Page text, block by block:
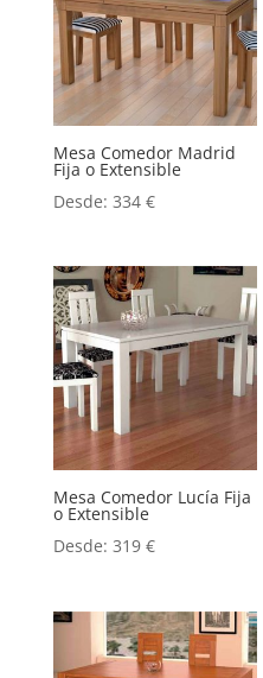
Mesa Comedor Madrid
Fija o Extensible
Desde: 334 €
Mesa Comedor Lucía Fija
o Extensible
Desde: 319 €